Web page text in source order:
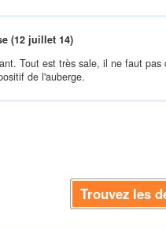
(12 juillet 14)
Tout est très sale, il ne faut
de l'auberge.
Trouvez les